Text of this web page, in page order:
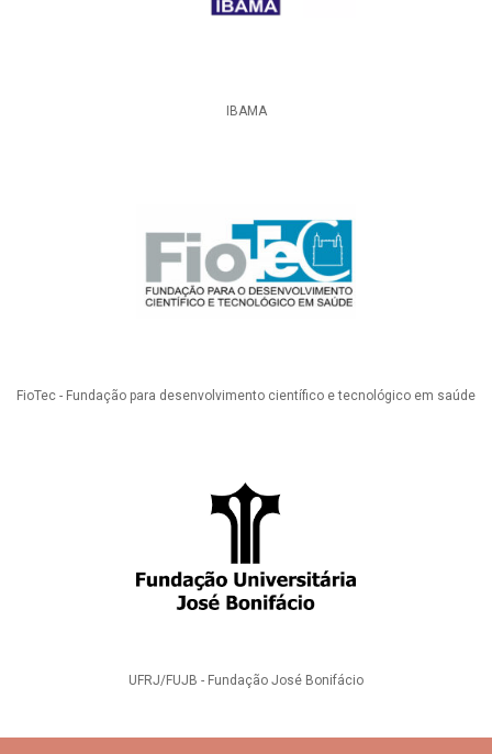
IBAMA
FioTec - Fundação para desenvolvimento científico e tecnológico em saúde
UFRJ/FUJB - Fundação José Bonifácio